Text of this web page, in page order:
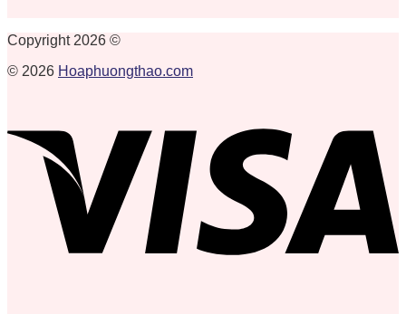
Copyright 2026 ©
© 2026 Hoaphuongthao.com